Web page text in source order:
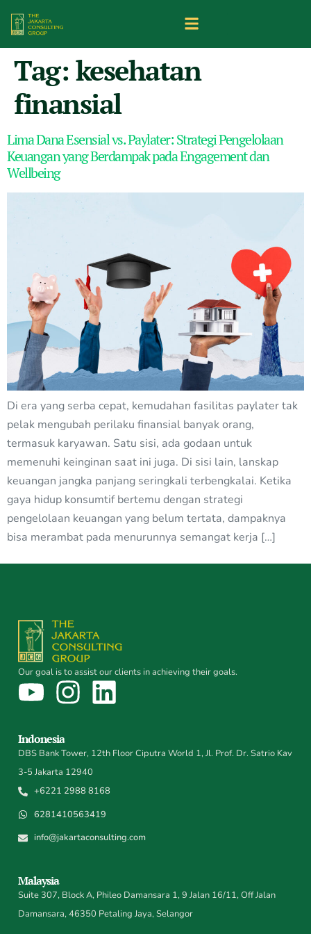
Tag: kesehatan
finansial
Lima Dana Esensial vs. Paylater: Strategi Pengelolaan
Keuangan yang Berdampak pada Engagement dan
Wellbeing
Di era yang serba cepat, kemudahan fasilitas paylater tak
pelak mengubah perilaku finansial banyak orang,
termasuk karyawan. Satu sisi, ada godaan untuk
memenuhi keinginan saat ini juga. Di sisi lain, lanskap
keuangan jangka panjang seringkali terbengkalai. Ketika
gaya hidup konsumtif bertemu dengan strategi
pengelolaan keuangan yang belum tertata, dampaknya
bisa merambat pada menurunnya semangat kerja […]
Our goal is to assist our clients in achieving their goals.
Indonesia
DBS Bank Tower, 12th Floor Ciputra World 1, Jl. Prof. Dr. Satrio Kav
3-5 Jakarta 12940
+6221 2988 8168
6281410563419
info@jakartaconsulting.com
Malaysia
Suite 307, Block A, Phileo Damansara 1, 9 Jalan 16/11, Off Jalan
Damansara, 46350 Petaling Jaya, Selangor